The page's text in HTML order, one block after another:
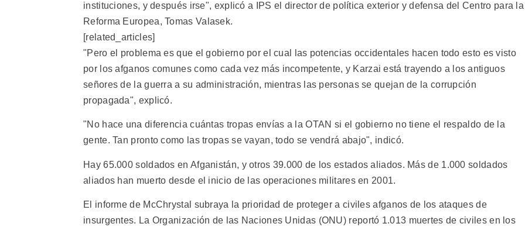
instituciones, y después irse", explicó a IPS el director de política exterior y defensa del Centro para la
Reforma Europea, Tomas Valasek.
[related_articles]
"Pero el problema es que el gobierno por el cual las potencias occidentales hacen todo esto es visto
por los afganos comunes como cada vez más incompetente, y Karzai está trayendo a los antiguos
señores de la guerra a su administración, mientras las personas se quejan de la corrupción
propagada", explicó.
"No hace una diferencia cuántas tropas envías a la OTAN si el gobierno no tiene el respaldo de la
gente. Tan pronto como las tropas se vayan, todo se vendrá abajo", indicó.
Hay 65.000 soldados en Afganistán, y otros 39.000 de los estados aliados. Más de 1.000 soldados
aliados han muerto desde el inicio de las operaciones militares en 2001.
El informe de McChrystal subraya la prioridad de proteger a civiles afganos de los ataques de
insurgentes. La Organización de las Naciones Unidas (ONU) reportó 1.013 muertes de civiles en los